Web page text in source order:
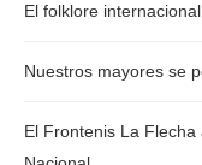
El folklore
Nuestros mayores se
El Frontenis La